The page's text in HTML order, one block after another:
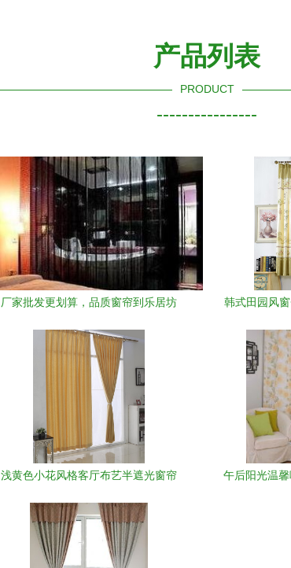
产品列表
PRODUCT
----------------
厂家批发更划算，品质窗帘到乐居坊
韩式田园风
浅黄色小花风格客厅布艺半遮光窗帘
午后阳光温